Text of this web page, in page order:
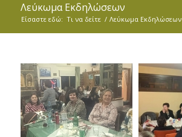
Λεύκωμα Εκδηλώσεων
Είσαστε εδώ: Τι να δείτε / Λεύκωμα Εκδηλώσεων